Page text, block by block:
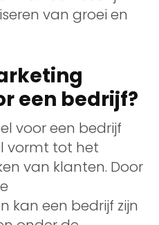
van groei en
een bedrijf?
voor een bedrijf
vormt tot het
van klanten. Door
kan een bedrijf zijn